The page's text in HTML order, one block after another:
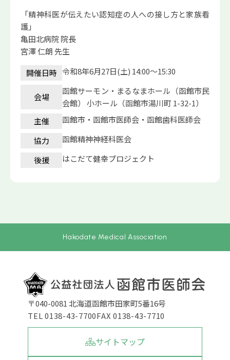
「精神科医が伝えたい認知症の人への接し方と家族看
護」
亀田北病院 院長
宮澤 仁朗 先生
開催日時 令和8年6月27日(土) 14:00～15:30
会場
函館サーモン・まるなまホール（函館市民
会館） 小ホール（函館市湯川町 1-32-1）
主催
函館市・函館市医師会・函館歯科医師会
協力
函館精神神経科医会
後援
はこだて健幸プロジェクト
Hakodate Medical Association
〒040-0081 北海道函館市田家町5番16号
TEL 0138-43-7700FAX 0138-43-7710
サイトマップ